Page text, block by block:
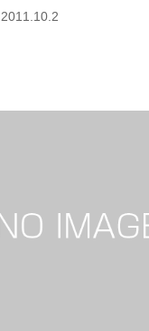
2011.10.2